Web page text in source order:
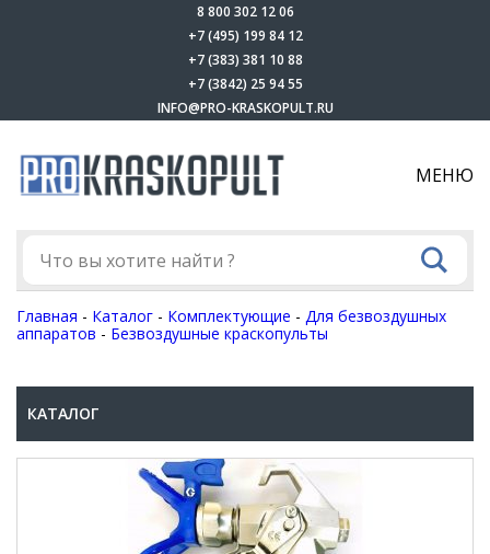
8 800 302 12 06
+7 (495) 199 84 12
+7 (383) 381 10 88
+7 (3842) 25 94 55
INFO@PRO-KRASKOPULT.RU
МЕНЮ
Главная - Каталог - Комплектующие - Для безвоздушных
аппаратов - Безвоздушные краскопульты
КАТАЛОГ